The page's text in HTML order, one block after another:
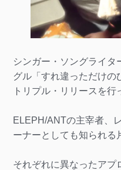
シンガー・ソングライタ
グル「すれ違っただけの
トリプル・リリースを行
ELEPH/ANTの主宰者、
ーナーとしても知られる
それぞれに異なったアプ